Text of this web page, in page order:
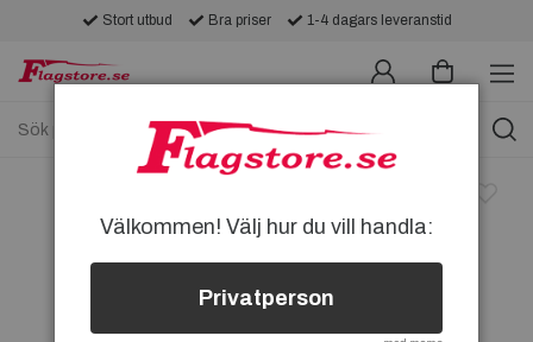
Stort utbud Bra priser 1-4 dagars leveranstid
Välkommen! Välj hur du vill handla:
Privatperson